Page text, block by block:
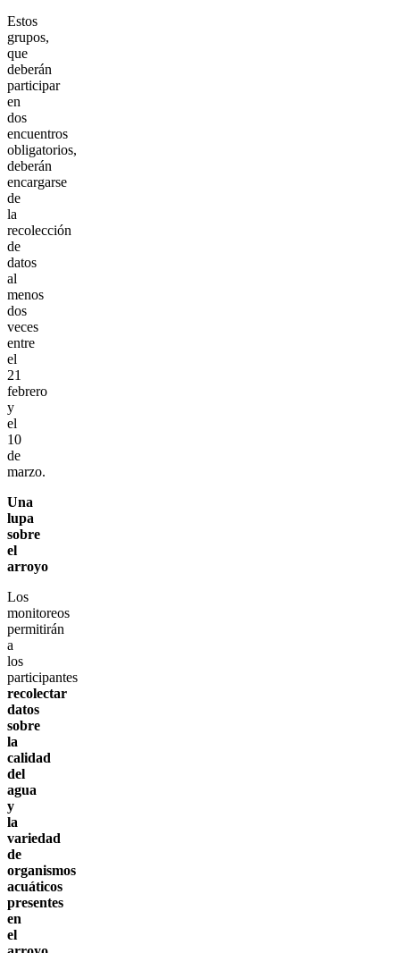
Estos
grupos,
que
deberán
participar
en
dos
encuentros
obligatorios,
deberán
encargarse
de
la
recolección
de
datos
al
menos
dos
veces
entre
el
21
febrero
y
el
10
de
marzo.
Una
lupa
sobre
el
arroyo
Los
monitoreos
permitirán
a
los
participantes
recolectar
datos
sobre
la
calidad
del
agua
y
la
variedad
de
organismos
acuáticos
presentes
en
el